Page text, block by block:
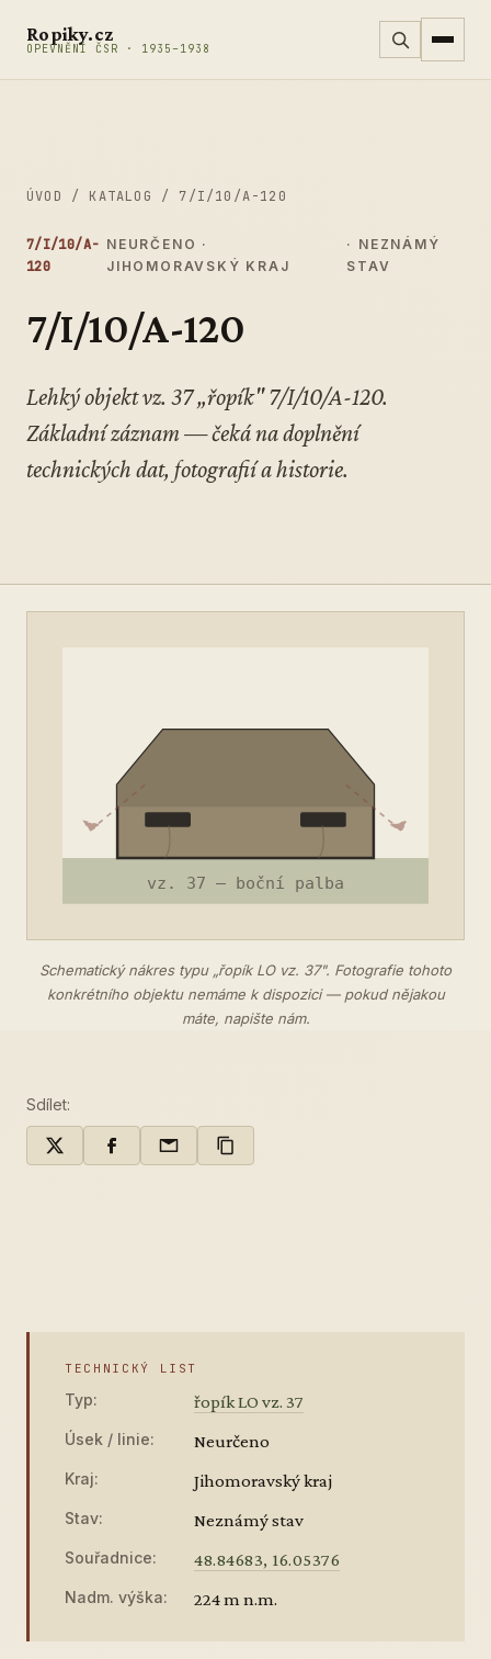
Ropiky.cz
OPEVNĚNÍ ČSR · 1935–1938
ÚVOD / KATALOG / 7/I/10/A-120
7/I/10/A-
120
NEURČENO ·
JIHOMORAVSKÝ KRAJ
· NEZNÁMÝ
STAV
7/I/10/A-120
Lehký objekt vz. 37 „řopík" 7/I/10/A-120.
Základní záznam — čeká na doplnění
technických dat, fotografií a historie.
Schematický nákres typu „řopík LO vz. 37". Fotografie tohoto
konkrétního objektu nemáme k dispozici — pokud nějakou
máte, napište nám.
Sdílet:
TECHNICKÝ LIST
Typ: řopík LO vz. 37
Úsek / linie: Neurčeno
Kraj: Jihomoravský kraj
Stav: Neznámý stav
Souřadnice: 48.84683, 16.05376
Nadm. výška: 224 m n.m.